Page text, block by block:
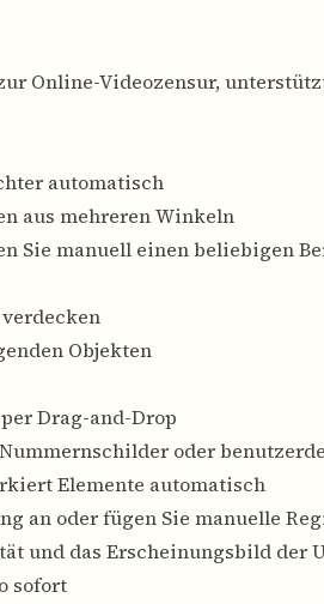
Online-Videozensur,
automatisch
aus mehreren Winkeln
Sie manuell einen beliebigen
Objekten
Drag-and-Drop
oder
Elemente automatisch
an oder fügen Sie manuelle
und das Erscheinungsbild der
sofort